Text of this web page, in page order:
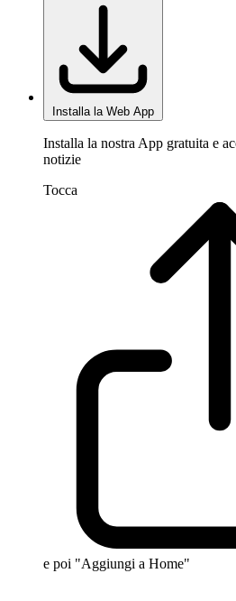
Installa la Web App
Installa la nostra App gratuita e
notizie
Tocca
e poi "Aggiungi a Home"